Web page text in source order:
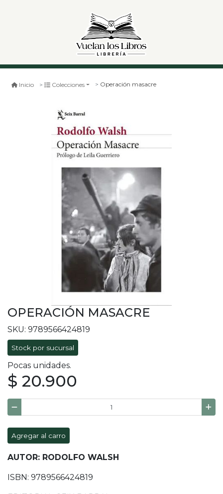
Inicio Colecciones Operación masacre
OPERACIÓN MASACRE
SKU: 9789566424819
Stock por sucursal
Pocas unidades.
$ 20.900
Agregar al carro
AUTOR: RODOLFO WALSH
ISBN: 9789566424819